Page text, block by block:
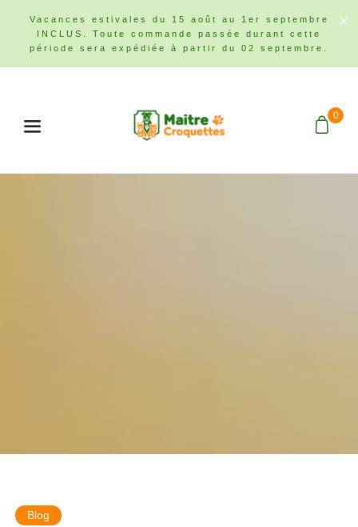
Vacances estivales du 15 août au 1er septembre
INCLUS. Toute commande passée durant cette
période sera expédiée à partir du 02 septembre.
0
Blog